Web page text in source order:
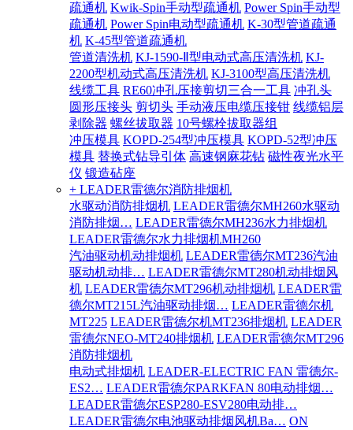
疏通机 Kwik-Spin手动型疏通机 Power Spin手动型
疏通机 Power Spin电动型疏通机 K-30型管道疏通
机 K-45型管道疏通机
管道清洗机 KJ-1590-Ⅱ型电动式高压清洗机 KJ-
2200型机动式高压清洗机 KJ-3100型高压清洗机
线缆工具 RE60冲孔压接剪切三合一工具 冲孔头
圆形压接头 剪切头 手动液压电缆压接钳 线缆铝层
剥除器 螺丝拔取器 10号螺栓拔取器组
冲压模具 KOPD-254型冲压模具 KOPD-52型冲压
模具 替换式钻导引体 高速钢麻花钻 磁性夜光水平
仪 锻造砧座
+ LEADER雷德尔消防排烟机
水驱动消防排烟机 LEADER雷德尔MH260水驱动
消防排烟… LEADER雷德尔MH236水力排烟机
LEADER雷德尔水力排烟机MH260
汽油驱动机动排烟机 LEADER雷德尔MT236汽油
驱动机动排… LEADER雷德尔MT280机动排烟风
机 LEADER雷德尔MT296机动排烟机 LEADER雷
德尔MT215L汽油驱动排烟… LEADER雷德尔机
MT225 LEADER雷德尔机MT236排烟机 LEADER
雷德尔NEO-MT240排烟机 LEADER雷德尔MT296
消防排烟机
电动式排烟机 LEADER-ELECTRIC FAN 雷德尔-
ES2… LEADER雷德尔PARKFAN 80电动排烟…
LEADER雷德尔ESP280-ESV280电动排…
LEADER雷德尔电池驱动排烟风机Ba… ON